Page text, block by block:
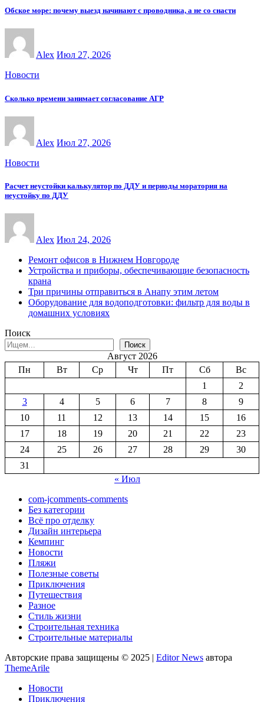
Обское море: почему выезд начинают с проводника, а не со снасти
Alex Июл 27, 2026
Новости
Сколько времени занимает согласование АГР
Alex Июл 27, 2026
Новости
Расчет неустойки калькулятор по ДДУ и периоды моратория на
неустойку по ДДУ
Alex Июл 24, 2026
Ремонт офисов в Нижнем Новгороде
Устройства и приборы, обеспечивающие безопасность
крана
Три причины отправиться в Анапу этим летом
Оборудование для водоподготовки: фильтр для воды в
домашних условиях
Поиск
Поиск
Август 2026
Пн
Вт Ср Чт Пт Сб
Вс
1
2
3
4 5 6 7 8
9
10
11 12 13 14 15
16
17
18 19 20 21 22
23
24
25 26 27 28 29
30
31
« Июл
com-jcomments-comments
Без категории
Всё про отделку
Дизайн интерьера
Кемпинг
Новости
Пляжи
Полезные советы
Приключения
Путешествия
Разное
Стиль жизни
Строительная техника
Строительные материалы
Авторские права защищены © 2025 | Editor News автора
ThemeArile
Новости
Приключения